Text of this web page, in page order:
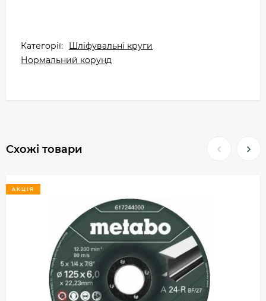
Категорії:
Шліфувальні круги
Нормальний корунд
Схожі товари
АКЦІЯ